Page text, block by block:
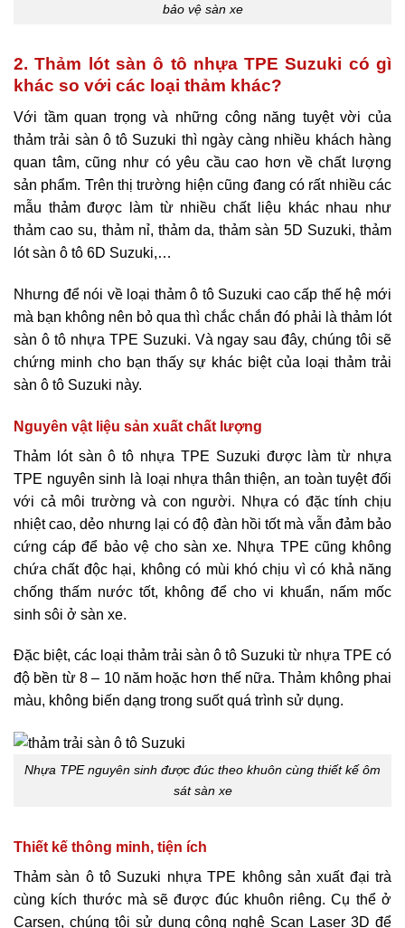
bảo vệ sàn xe
2. Thảm lót sàn ô tô nhựa TPE Suzuki có gì
khác so với các loại thảm khác?
Với tầm quan trọng và những công năng tuyệt vời của
thảm trải sàn ô tô Suzuki thì ngày càng nhiều khách hàng
quan tâm, cũng như có yêu cầu cao hơn về chất lượng
sản phẩm. Trên thị trường hiện cũng đang có rất nhiều các
mẫu thảm được làm từ nhiều chất liệu khác nhau như
thảm cao su, thảm nỉ, thảm da, thảm sàn 5D Suzuki, thảm
lót sàn ô tô 6D Suzuki,…
Nhưng để nói về loại thảm ô tô Suzuki cao cấp thế hệ mới
mà bạn không nên bỏ qua thì chắc chắn đó phải là thảm lót
sàn ô tô nhựa TPE Suzuki. Và ngay sau đây, chúng tôi sẽ
chứng minh cho bạn thấy sự khác biệt của loại thảm trải
sàn ô tô Suzuki này.
Nguyên vật liệu sản xuất chất lượng
Thảm lót sàn ô tô nhựa TPE Suzuki được làm từ nhựa
TPE nguyên sinh là loại nhựa thân thiện, an toàn tuyệt đối
với cả môi trường và con người. Nhựa có đặc tính chịu
nhiệt cao, dẻo nhưng lại có độ đàn hồi tốt mà vẫn đảm bảo
cứng cáp để bảo vệ cho sàn xe. Nhựa TPE cũng không
chứa chất độc hại, không có mùi khó chịu vì có khả năng
chống thấm nước tốt, không để cho vi khuẩn, nấm mốc
sinh sôi ở sàn xe.
Đặc biệt, các loại thảm trải sàn ô tô Suzuki từ nhựa TPE có
độ bền từ 8 – 10 năm hoặc hơn thế nữa. Thảm không phai
màu, không biến dạng trong suốt quá trình sử dụng.
Nhựa TPE nguyên sinh được đúc theo khuôn cùng thiết kế ôm
sát sàn xe
Thiết kế thông minh, tiện ích
Thảm sàn ô tô Suzuki nhựa TPE không sản xuất đại trà
cùng kích thước mà sẽ được đúc khuôn riêng. Cụ thể ở
Carsen, chúng tôi sử dụng công nghệ Scan Laser 3D để